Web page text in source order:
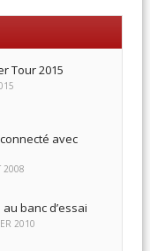
Tour 2015
avec
2008
banc d’essai
2010